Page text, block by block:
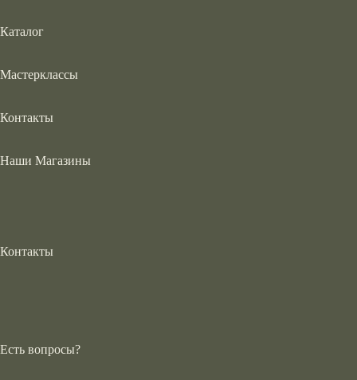
Каталог
Мастерклассы
Контакты
Наши Магазины
Контакты
Есть вопросы?